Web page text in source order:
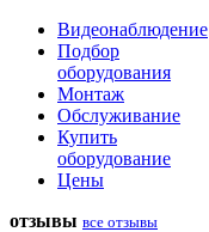
Видеонаблюдение
Подбор
оборудования
Монтаж
Обслуживание
Купить
оборудование
Цены
отзывы все отзывы